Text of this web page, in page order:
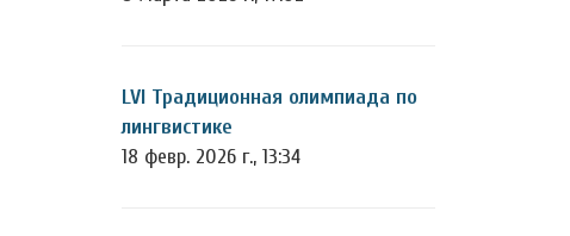
LVI Традиционная олимпиада по
лингвистике
18 февр. 2026 г., 13:34